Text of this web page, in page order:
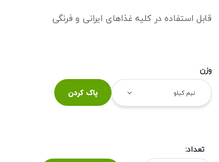
قابل استفاده در کلیه غذاهای ایرانی و فرنگی
وزن
نیم کیلو پاک کردن
تعداد: